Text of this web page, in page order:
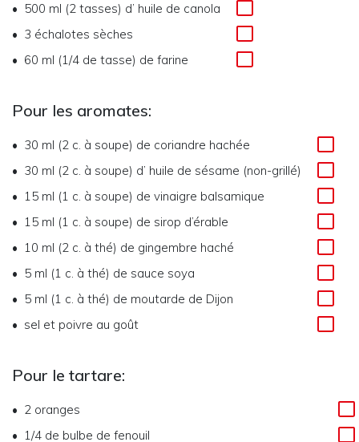
500 ml (2 tasses) d’ huile de canola
3 échalotes sèches
60 ml (1/4 de tasse) de farine
Pour les aromates:
30 ml (2 c. à soupe) de coriandre hachée
30 ml (2 c. à soupe) d’ huile de sésame (non-grillé)
15 ml (1 c. à soupe) de vinaigre balsamique
15 ml (1 c. à soupe) de sirop d’érable
10 ml (2 c. à thé) de gingembre haché
5 ml (1 c. à thé) de sauce soya
5 ml (1 c. à thé) de moutarde de Dijon
sel et poivre au goût
Pour le tartare:
2 oranges
1/4 de bulbe de fenouil